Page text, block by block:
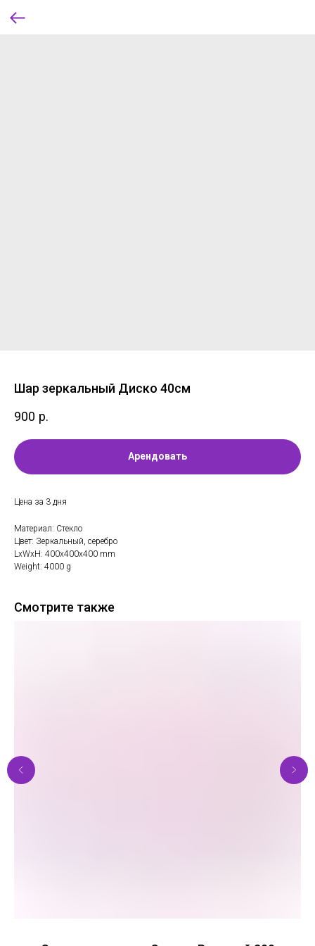
Шар зеркальный Диско 40см
900 р.
Арендовать
Цена за 3 дня
Материал: Стекло
Цвет: Зеркальный, серебро
LxWxH: 400x400x400 mm
Weight: 4000 g
Смотрите также